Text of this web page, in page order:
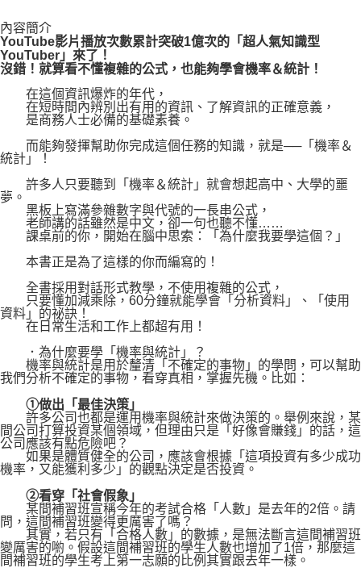
博客來商品配送方式
每筆NT$80，滿NT$1,000(含以上)免運費
內容簡介
YouTube影片播放次數累計突破1億次的「超人氣知識型
YouTuber」來了！
沒錯！就算看不懂複雜的公式，也能夠學會機率＆統計！
在這個資訊爆炸的年代，
在短時間內辨別出有用的資訊、了解資訊的正確意義，
是商務人士必備的基礎素養。
而能夠發揮幫助你完成這個任務的知識，就是──「機率＆
統計」！
許多人只要聽到「機率＆統計」就會想起高中、大學的噩
夢。
黑板上寫滿參雜數字與代號的一長串公式，
老師講的話雖然是中文，卻一句也聽不懂……
課桌前的你，開始在腦中思索：「為什麼我要學這個？」
本書正是為了這樣的你而編寫的！
全書採用對話形式教學，不使用複雜的公式，
只要懂加減乘除，60分鐘就能學會「分析資料」、「使用
資料」的祕訣！
在日常生活和工作上都超有用！
．為什麼要學「機率與統計」？
機率與統計是用於釐清「不確定的事物」的學問，可以幫助
我們分析不確定的事物，看穿真相，掌握先機。比如：
①做出「最佳決策」
許多公司也都是運用機率與統計來做決策的。舉例來說，某
間公司打算投資某個領域，但理由只是「好像會賺錢」的話，這
公司應該有點危險吧？
如果是體質健全的公司，應該會根據「這項投資有多少成功
機率，又能獲利多少」的觀點決定是否投資。
②看穿「社會假象」
某間補習班宣稱今年的考試合格「人數」是去年的2倍。請
問，這間補習班變得更厲害了嗎？
其實，若只有「合格人數」的數據，是無法斷言這間補習班
變厲害的喲。假設這間補習班的學生人數也增加了1倍，那麼這
間補習班的學生考上第一志願的比例其實跟去年一樣。